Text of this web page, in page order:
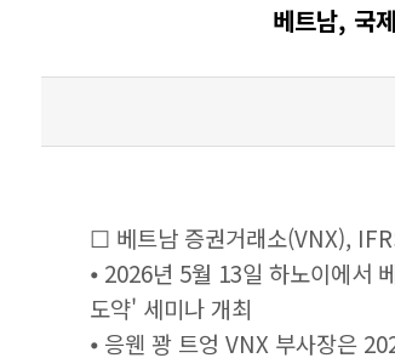
베트남, 국
☐ 베트남 증권거래소(VNX),
⦁ 2026년 5월 13일 하노이에서
도약' 세미나 개최
⦁ 응웬 꽝 트엉 VNX 부사장은